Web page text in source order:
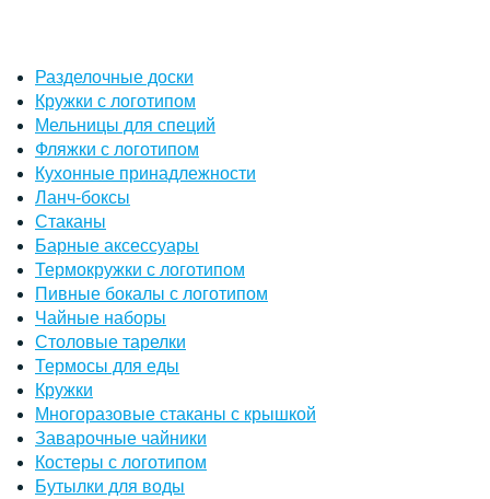
Разделочные доски
Кружки с логотипом
Мельницы для специй
Фляжки с логотипом
Кухонные принадлежности
Ланч-боксы
Стаканы
Барные аксессуары
Термокружки с логотипом
Пивные бокалы с логотипом
Чайные наборы
Столовые тарелки
Термосы для еды
Кружки
Многоразовые стаканы с крышкой
Заварочные чайники
Костеры с логотипом
Бутылки для воды